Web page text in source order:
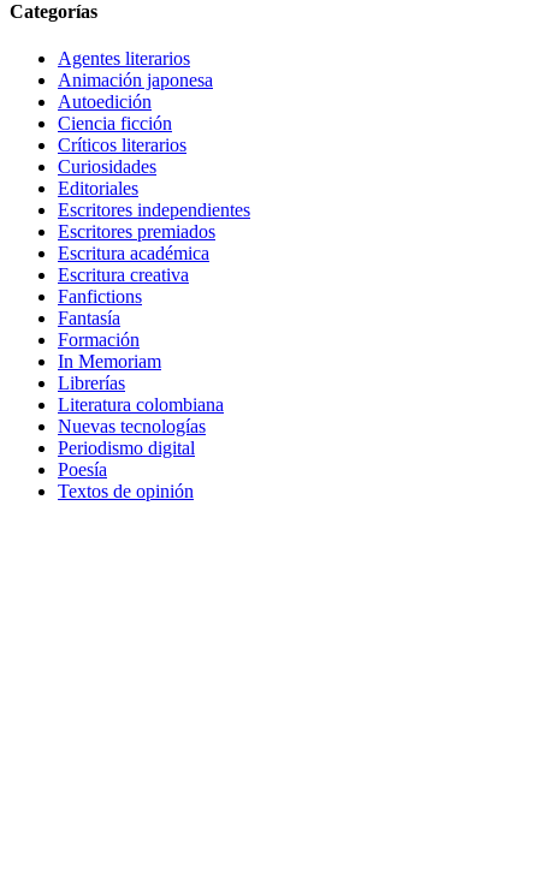
Categorías
Agentes literarios
Animación japonesa
Autoedición
Ciencia ficción
Críticos literarios
Curiosidades
Editoriales
Escritores independientes
Escritores premiados
Escritura académica
Escritura creativa
Fanfictions
Fantasía
Formación
In Memoriam
Librerías
Literatura colombiana
Nuevas tecnologías
Periodismo digital
Poesía
Textos de opinión